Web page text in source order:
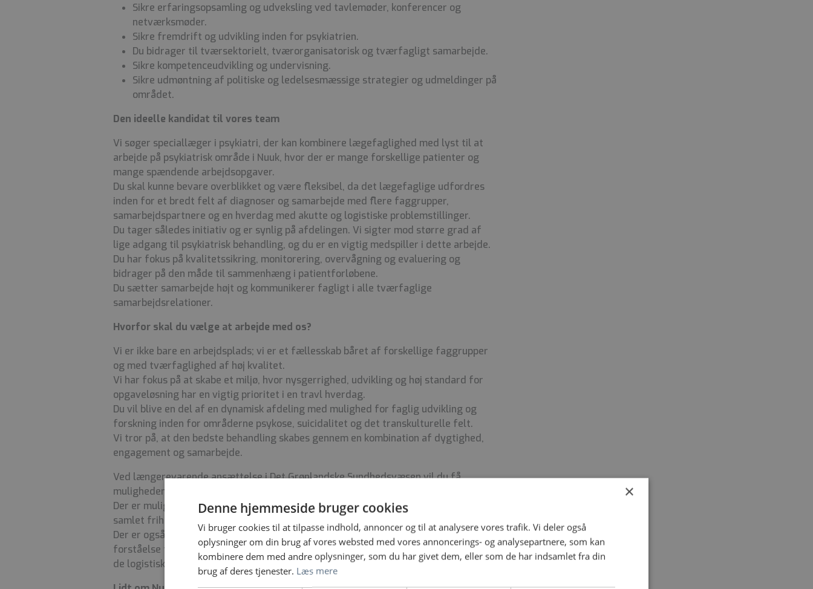
Sikre erfaringsopsamling og udveksling ved tavlemøder, konferencer og
netværksmøder.
Sikre fremdrift og udvikling inden for psykiatrien.
Du bidrager til tværsektorielt, tværorganisatorisk og tværfagligt samarbejde.
Sikre kompetenceudvikling og undervisning.
Sikre udmøntning af politiske og ledelsesmæssige strategier og udmeldinger på
området.
Den ideelle kandidat til vores team
Vi søger speciallæger i psykiatri, der kan kombinere lægefaglighed med lyst til at
arbejde på psykiatrisk område i Nuuk, hvor der er mange forskellige patienter og
mange spændende arbejdsopgaver.
Du skal kunne bevare overblikket og være fleksibel, da det lægefaglige udfordres
inden for et bredt felt af diagnoser og samarbejde med flere faggrupper,
samarbejdspartnere og en hverdag med akutte og logistiske problemstillinger.
Du tager således initiativ og er synlig på afdelingen. Vi sigter mod større grad af
lige adgang til psykiatrisk behandling, og du er en vigtig medspiller i dette arbejde.
Du har fokus på kvalitetssikring, monitorering, overvågning og evaluering og
bidrager på den måde til sammenhæng i patientforløbene.
Du sætter samarbejde højt og kommunikerer fagligt i alle tværfaglige
samarbejdsrelationer.
Hvorfor skal du vælge at arbejde med os?
Vi er ikke bare en arbejdsplads; vi er et fællesskab båret af forskellige faggrupper
og med tværfaglighed af høj kvalitet.
Vi har fokus på at skabe et miljø, hvor nysgerrighed, udvikling og høj standard for
opgaveløsning har en vigtig prioritet i en travl hverdag.
Du vil blive en del af en dynamisk afdeling med mulighed for faglig udvikling og
forskning inden for områderne psykose, suicidalitet og det transkulturelle felt.
Vi tror på, at den bedste behandling skabes gennem en kombination af dygtighed,
engagement og samarbejde.
Ved længerevarende ansættelse i Det Grønlandske Sundhedsvæsen vil du få
muligheden for at deltage i interne specialistrejser til byerne uden for Nuuk.
Der er mulighed for fleksibilitet i fastansættelsen, med mulighed for afholdelse af
samlet frihed i henhold til gældende overenskomst.
Der er også mulighed for at udvide dine faglige horisonter. Du vil opnå en større
forståelse for kultur og de udfordringer, der kan være i et land som Grønland, med
de logistiske udfordringer, der følger.
×
Denne hjemmeside bruger cookies
Vi bruger cookies til at tilpasse indhold, annoncer og til at analysere vores trafik. Vi deler også
oplysninger om din brug af vores websted med vores annoncerings- og analysepartnere, som kan
kombinere dem med andre oplysninger, som du har givet dem, eller som de har indsamlet fra din
brug af deres tjenester. Læs mere